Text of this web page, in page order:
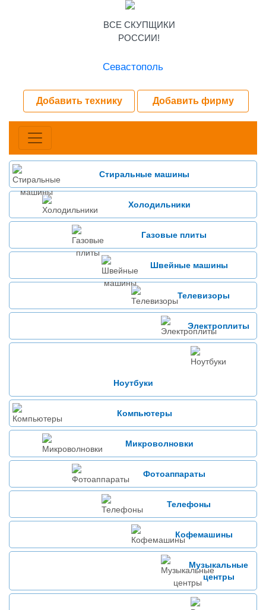
ВСЕ СКУПЩИКИ
РОССИИ!
Севастополь
Добавить технику Добавить фирму
Стиральные машины
Холодильники
Газовые плиты
Швейные машины
Телевизоры
Электроплиты
Ноутбуки
Компьютеры
Микроволновки
Фотоаппараты
Телефоны
Кофемашины
Музыкальные
центры